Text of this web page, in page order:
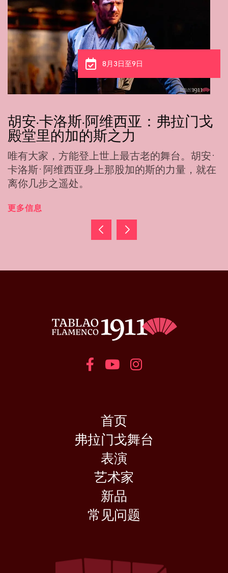
8月3日至6日
卡门·扬：化作舞蹈的优雅，就在
1911演出馆
她跨越一整片海洋，只为学会跳弗拉门戈。如
今，她以一种教不出来的优雅起舞。
首页
弗拉门戈舞台
表演
艺术家
新品
常见问题